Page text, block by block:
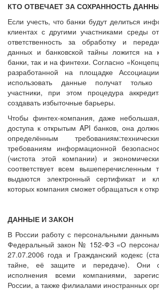
КТО ОТВЕЧАЕТ ЗА СОХРАННОСТЬ
Если учесть, что банки будут делиться
клиентах с другими участниками среды
ответственность за обработку и
данных и банковской тайны ложится на
банки, так и на финтехи. Согласно
разработанной на площадке
использовать данные получат только
участники, при этом процедура
создавать избыточные барьеры.
Чтобы финтех-компания, даже
доступа к открытым API банков, она
определённым
требованиям информационной
(чистота этой компании) и
соответствует всем вышеперечисленным
выдаются электронный сертификат и
которых компания сможет обращаться к
ДАННЫЕ И ЗАКОН
В России работу с персональными
Федеральный закон № 152-ФЗ «О
27.07.2006 года и Гражданский кодекс
тайне, её защите и передаче). Они
исполнения всеми компаниями,
России, а также филиалами иностранных